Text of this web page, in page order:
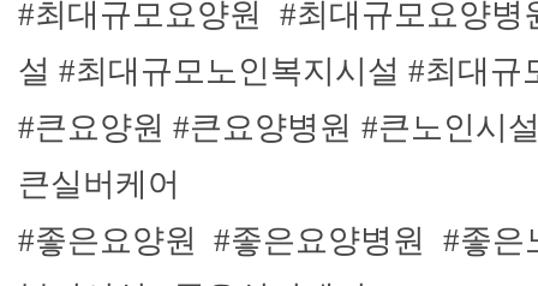
#최대규모요양원 #최대규모요양
설 #최대규모노인복지시설 #최대규
#큰요양원 #큰요양병원 #큰노인시
큰실버케어
#좋은요양원 #좋은요양병원 #좋은